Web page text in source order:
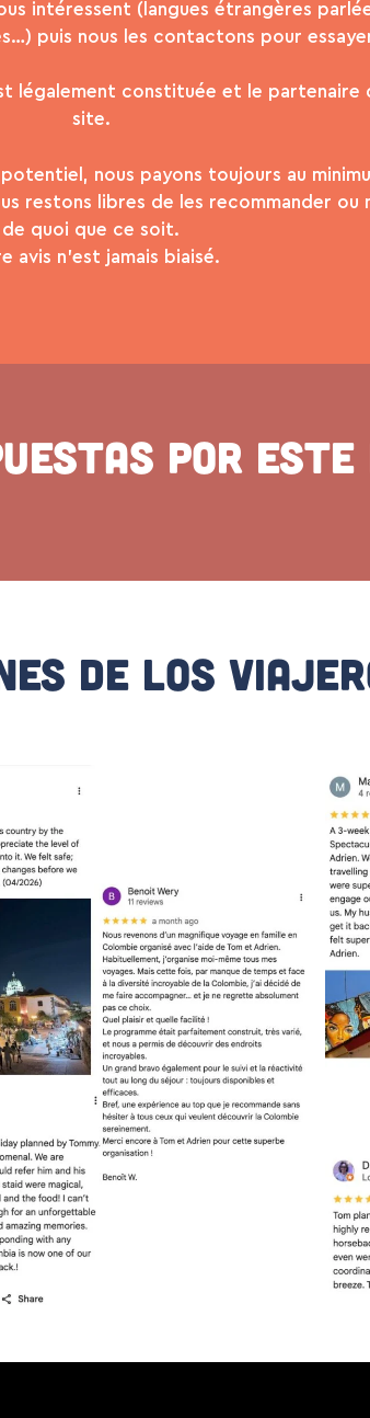
intéressent (langues étrangères
puis nous les contactons pour
légalement constituée et le partenaire
site.
nous payons toujours au
restons libres de les recommander ou
de quoi que ce soit.
avis n’est jamais biaisé.
por
De Los